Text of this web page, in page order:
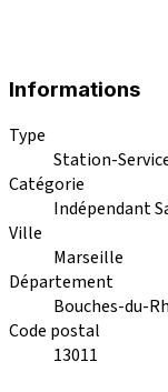
Informations
Type
Station-
Catégorie
Indépendant
Ville
Marseille
Département
Bouches-du-
Code postal
13011